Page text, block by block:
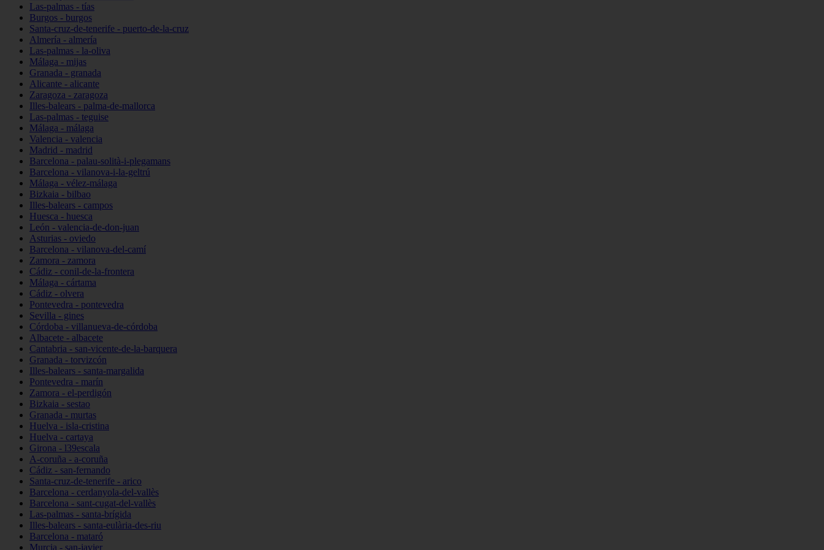
Las-palmas - tías
Burgos - burgos
Santa-cruz-de-tenerife - puerto-de-la-cruz
Almería - almería
Las-palmas - la-oliva
Málaga - mijas
Granada - granada
Alicante - alicante
Zaragoza - zaragoza
Illes-balears - palma-de-mallorca
Las-palmas - teguise
Málaga - málaga
Valencia - valencia
Madrid - madrid
Barcelona - palau-solità-i-plegamans
Barcelona - vilanova-i-la-geltrú
Málaga - vélez-málaga
Bizkaia - bilbao
Illes-balears - campos
Huesca - huesca
León - valencia-de-don-juan
Asturias - oviedo
Barcelona - vilanova-del-camí
Zamora - zamora
Cádiz - conil-de-la-frontera
Málaga - cártama
Cádiz - olvera
Pontevedra - pontevedra
Sevilla - gines
Córdoba - villanueva-de-córdoba
Albacete - albacete
Cantabria - san-vicente-de-la-barquera
Granada - torvizcón
Illes-balears - santa-margalida
Pontevedra - marín
Zamora - el-perdigón
Bizkaia - sestao
Granada - murtas
Huelva - isla-cristina
Huelva - cartaya
Girona - l39escala
A-coruña - a-coruña
Cádiz - san-fernando
Santa-cruz-de-tenerife - arico
Barcelona - cerdanyola-del-vallès
Barcelona - sant-cugat-del-vallès
Las-palmas - santa-brígida
Illes-balears - santa-eulària-des-riu
Barcelona - mataró
Murcia - san-javier